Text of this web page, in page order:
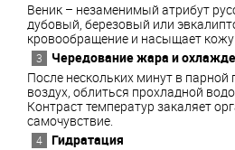
Веник – незаменимый атрибут
дубовый, березовый или
кровообращение и насыщает
Чередование жара и
После нескольких минут в
воздух, облиться прохладной
Контраст температур закаляет
самочувствие.
Гидратация